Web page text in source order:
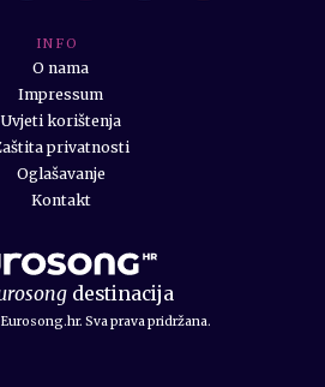
destinacija
Sva prava pridržana.
I N F O
O nama
Impressum
Uvjeti korištenja
privatnosti
Oglašavanje
Kontakt